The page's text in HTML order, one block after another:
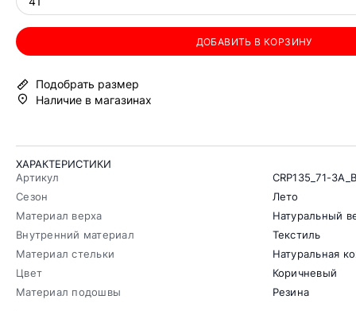
ДОБАВИТЬ В КОРЗИНУ
Подобрать размер
Наличие в магазинах
ХАРАКТЕРИСТИКИ
Артикул
CRP135_71-
Сезон
Лето
Материал верха
Натуральный
Внутренний материал
Текстиль
Материал стельки
Натуральная
Цвет
Коричневый
Материал подошвы
Резина